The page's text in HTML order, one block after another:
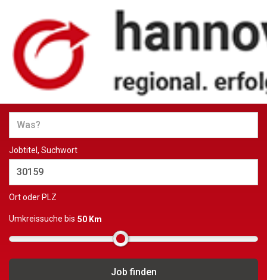
Jobs und Stellenangebote in
Hannover
Jobtitel, Suchwort
Ort oder PLZ
Umkreissuche bis 50 Km